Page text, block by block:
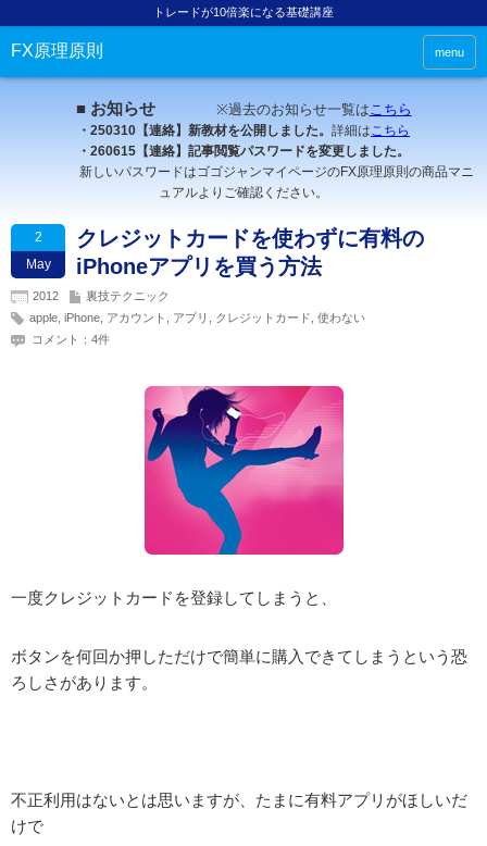
トレードが10倍楽になる基礎講座
FX原理原則 menu
■ お知らせ ※過去のお知らせ一覧はこちら
・250310【連絡】新教材を公開しました。 詳細はこちら
・260615【連絡】記事閲覧パスワードを変更しました。
新しいパスワードはゴゴジャンマイページのFX原理原則の商品マニ
ュアルよりご確認ください。
2
May
クレジットカードを使わずに有料の
iPhoneアプリを買う方法
2012
裏技テクニック
apple iPhone アカウント アプリ クレジットカード 使わない
コメント：4件
一度クレジットカードを登録してしまうと、
ボタンを何回か押しただけで簡単に購入できてしまうという恐
ろしさがあります。
不正利用はないとは思いますが、たまに有料アプリがほしいだ
けで